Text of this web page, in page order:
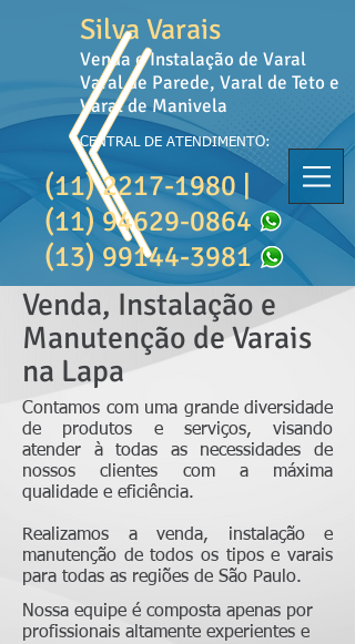
Venda e Instalação de Varal
Varal de Parede, Varal de Teto e
Varal de Manivela
Silva Varais
CENTRAL DE ATENDIMENTO:
(11) 2217-1980|
(11) 94629-0864
(13) 99144-3981
Venda, Instalação e
Manutenção de Varais
na Lapa
Contamos com uma grande diversidade
de produtos e serviços, visando
atender à todas as necessidades de
nossos clientes com a máxima
qualidade e eficiência.
Realizamos a venda, instalação e
manutenção de todos os tipos e varais
para todas as regiões de São Paulo.
Nossa equipe é composta apenas por
profissionais altamente experientes e